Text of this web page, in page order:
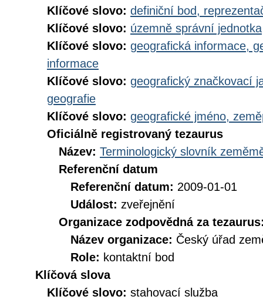
Klíčové slovo: definiční bod,
Klíčové slovo: územně správní jednotka
Klíčové slovo: geografická informace,
informace
Klíčové slovo: geografický značkovací
geografie
Klíčové slovo: geografické jméno,
Oficiálně registrovaný tezaurus
Název: Terminologický slovník
Referenční datum
Referenční datum: 2009-01-01
Událost: zveřejnění
Organizace zodpovědná za
Název organizace: Český úřad
Role: kontaktní bod
Klíčová slova
Klíčové slovo: stahovací služba